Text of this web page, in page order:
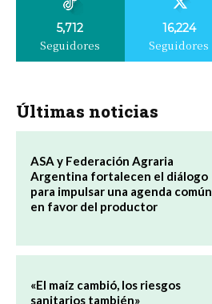
5,712
Seguidores
16,224
Seguidores
Últimas noticias
ASA y Federación Agraria
Argentina fortalecen el diálogo
para impulsar una agenda común
en favor del productor
«El maíz cambió, los riesgos
sanitarios también»